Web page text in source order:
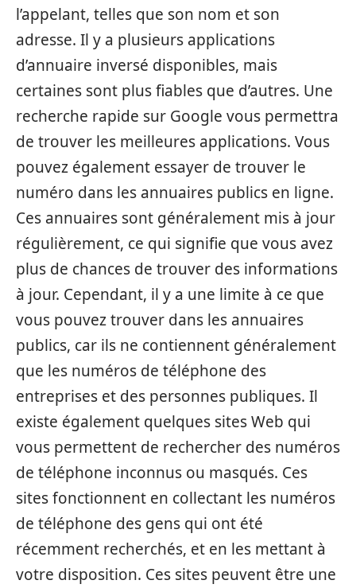
l’appelant, telles que son nom et son
adresse. Il y a plusieurs applications
d’annuaire inversé disponibles, mais
certaines sont plus fiables que d’autres. Une
recherche rapide sur Google vous permettra
de trouver les meilleures applications. Vous
pouvez également essayer de trouver le
numéro dans les annuaires publics en ligne.
Ces annuaires sont généralement mis à jour
régulièrement, ce qui signifie que vous avez
plus de chances de trouver des informations
à jour. Cependant, il y a une limite à ce que
vous pouvez trouver dans les annuaires
publics, car ils ne contiennent généralement
que les numéros de téléphone des
entreprises et des personnes publiques. Il
existe également quelques sites Web qui
vous permettent de rechercher des numéros
de téléphone inconnus ou masqués. Ces
sites fonctionnent en collectant les numéros
de téléphone des gens qui ont été
récemment recherchés, et en les mettant à
votre disposition. Ces sites peuvent être une